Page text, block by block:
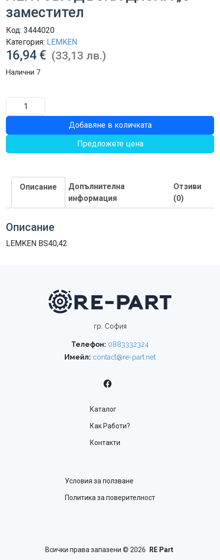
заместител
Код: 3444020
Категория: LEMKEN
16,94 € (33,13 лв.)
Налични 7
количество
за
ДЪСКА
ДЯСНА
Добавяне в количката
Предложете цена
Описание
Допълнителна
информация
Отзиви
(0)
Описание
LEMKEN BS40,42
гр. София
Телефон: 0883332324
Имейл: contact@re-part.net
Каталог
Как Работи?
Контакти
Условия за ползване
Политика за поверителност
Всички права запазени © 2026 RE Part